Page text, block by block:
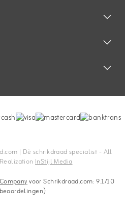
| Dè schrikdraad specialist - All
InStijl Media
voor Schrikdraad.com: 9.1/10